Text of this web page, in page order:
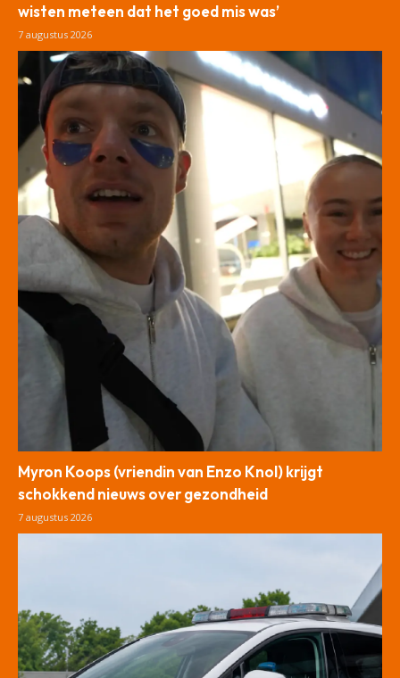
wisten meteen dat het goed mis was’
7 augustus 2026
Myron Koops (vriendin van Enzo Knol) krijgt
schokkend nieuws over gezondheid
7 augustus 2026